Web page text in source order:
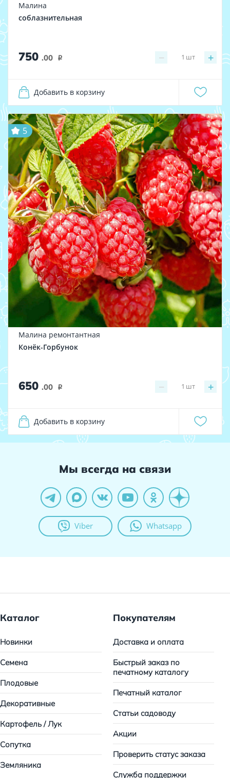
Малина
соблазнительная
750 .00 i − +
1 шт
Добавить в корзину
5
Малина ремонтантная
Конёк-Горбунок
650 .00 i − +
1 шт
Добавить в корзину
Мы всегда на связи
Viber Whatsapp
Каталог
Новинки
Семена
Плодовые
Декоративные
Картофель / Лук
Сопутка
Земляника
Покупателям
Доставка и оплата
Быстрый заказ по
печатному каталогу
Печатный каталог
Статьи садоводу
Акции
Проверить статус заказа
Служба поддержки